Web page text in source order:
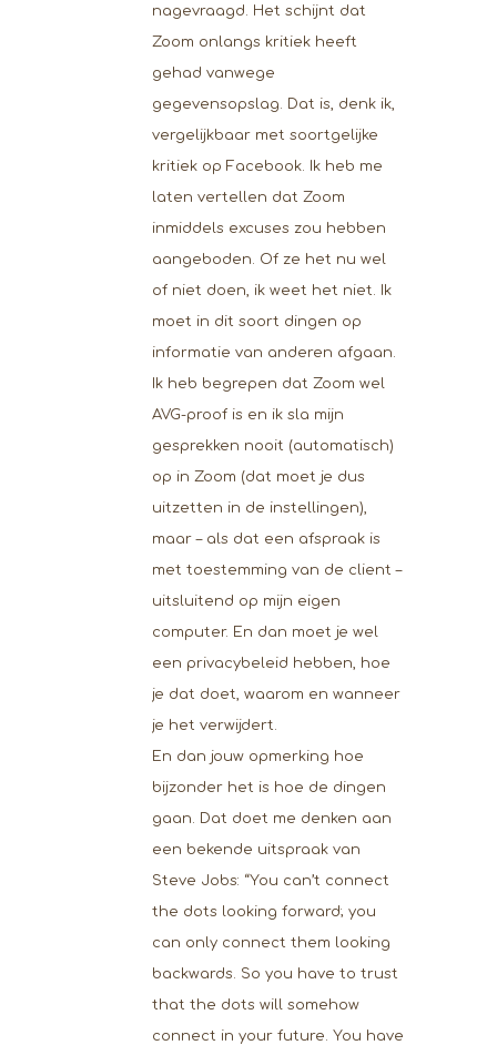
nagevraagd. Het schijnt dat
Zoom onlangs kritiek heeft
gehad vanwege
gegevensopslag. Dat is, denk ik,
vergelijkbaar met soortgelijke
kritiek op Facebook. Ik heb me
laten vertellen dat Zoom
inmiddels excuses zou hebben
aangeboden. Of ze het nu wel
of niet doen, ik weet het niet. Ik
moet in dit soort dingen op
informatie van anderen afgaan.
Ik heb begrepen dat Zoom wel
AVG-proof is en ik sla mijn
gesprekken nooit (automatisch)
op in Zoom (dat moet je dus
uitzetten in de instellingen),
maar – als dat een afspraak is
met toestemming van de client –
uitsluitend op mijn eigen
computer. En dan moet je wel
een privacybeleid hebben, hoe
je dat doet, waarom en wanneer
je het verwijdert.
En dan jouw opmerking hoe
bijzonder het is hoe de dingen
gaan. Dat doet me denken aan
een bekende uitspraak van
Steve Jobs: “You can’t connect
the dots looking forward; you
can only connect them looking
backwards. So you have to trust
that the dots will somehow
connect in your future. You have